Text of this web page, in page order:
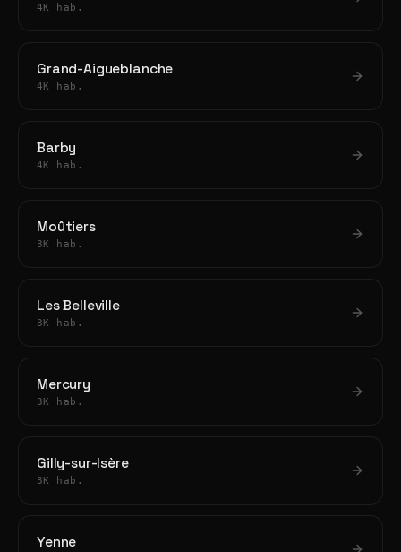
4K hab.
Grand-Aigueblanche
4K hab.
Barby
4K hab.
Moûtiers
3K hab.
Les Belleville
3K hab.
Mercury
3K hab.
Gilly-sur-Isère
3K hab.
Yenne